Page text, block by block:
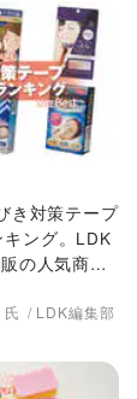
き対策テープ
ング。LDK
の人気商品
氏 LDK編集部